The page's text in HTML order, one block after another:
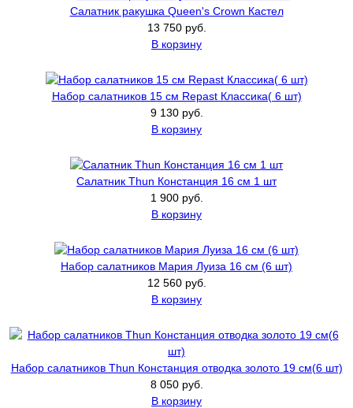
Салатник ракушка Queen's Crown Кастел
13 750 руб.
В корзину
Набор салатников 15 см Repast Классика( 6 шт)
9 130 руб.
В корзину
Салатник Thun Констанция 16 см 1 шт
1 900 руб.
В корзину
Набор салатников Мария Луиза 16 см (6 шт)
12 560 руб.
В корзину
Набор салатников Thun Констанция отводка золото 19 см(6 шт)
8 050 руб.
В корзину